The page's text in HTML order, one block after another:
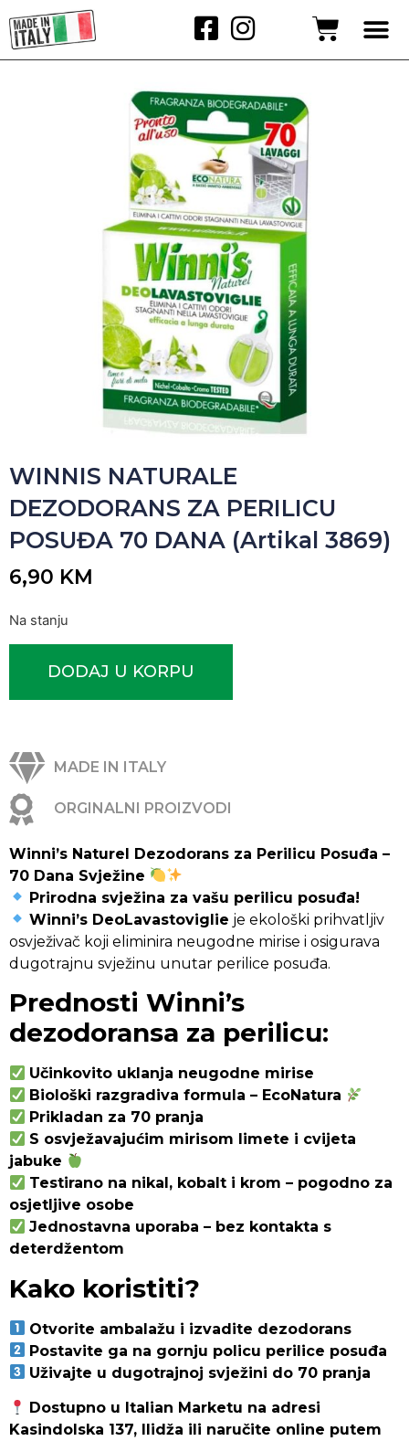
WINNIS NATURALE
DEZODORANS ZA PERILICU
POSUĐA 70 DANA (Artikal 3869)
6,90 KM
Na stanju
DODAJ U KORPU
MADE IN ITALY
ORGINALNI PROIZVODI
Winni’s Naturel Dezodorans za Perilicu Posuđa –
70 Dana Svježine
Prirodna svježina za vašu perilicu posuđa!
Winni’s DeoLavastoviglie je ekološki prihvatljiv
osvježivač koji eliminira neugodne mirise i osigurava
dugotrajnu svježinu unutar perilice posuđa.
Prednosti Winni’s
dezodoransa za perilicu:
Učinkovito uklanja neugodne mirise
Biološki razgradiva formula – EcoNatura
Prikladan za 70 pranja
S osvježavajućim mirisom limete i cvijeta
jabuke
Testirano na nikal, kobalt i krom – pogodno za
osjetljive osobe
Jednostavna uporaba – bez kontakta s
deterdžentom
Kako koristiti?
Otvorite ambalažu i izvadite dezodorans
Postavite ga na gornju policu perilice posuđa
Uživajte u dugotrajnoj svježini do 70 pranja
Dostupno u Italian Marketu na adresi
Kasindolska 137, Ilidža ili naručite online putem